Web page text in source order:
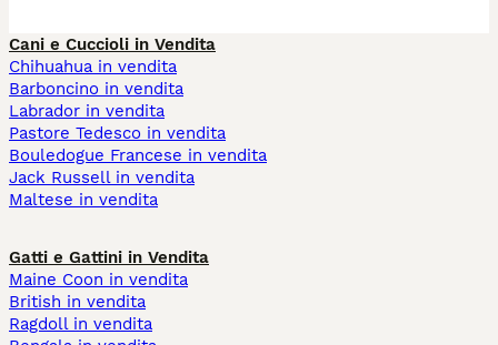
Cani e Cuccioli in Vendita
Chihuahua in vendita
Barboncino in vendita
Labrador in vendita
Pastore Tedesco in vendita
Bouledogue Francese in vendita
Jack Russell in vendita
Maltese in vendita
Gatti e Gattini in Vendita
Maine Coon in vendita
British in vendita
Ragdoll in vendita